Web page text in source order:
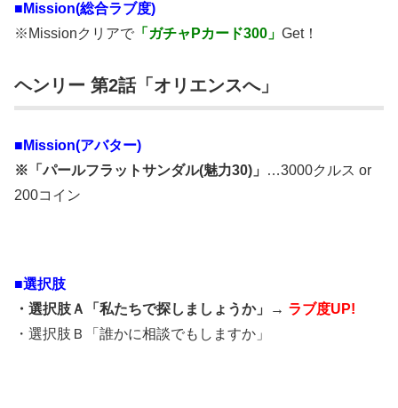
■Mission(総合ラブ度)
※Missionクリアで 「ガチャPカード300」 Get！
ヘンリー 第2話「オリエンスへ」
■Mission(アバター)
※「パールフラットサンダル(魅力30)」
…3000クルス or
200コイン
■選択肢
・選択肢Ａ「私たちで探しましょうか」→ ラブ度UP!
・選択肢Ｂ「誰かに相談でもしますか」